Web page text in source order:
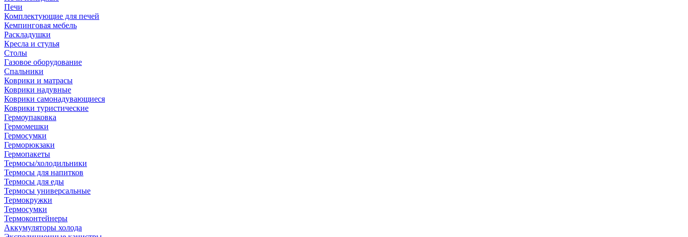
Печи
Комплектующие для печей
Кемпинговая мебель
Раскладушки
Кресла и стулья
Столы
Газовое оборудование
Спальники
Коврики и матрасы
Коврики надувные
Коврики самонадувающиеся
Коврики туристические
Гермоупаковка
Гермомешки
Гермосумки
Герморюкзаки
Гермопакеты
Термосы/холодильники
Термосы для напитков
Термосы для еды
Термосы универсальные
Термокружки
Термосумки
Термоконтейнеры
Аккумуляторы холода